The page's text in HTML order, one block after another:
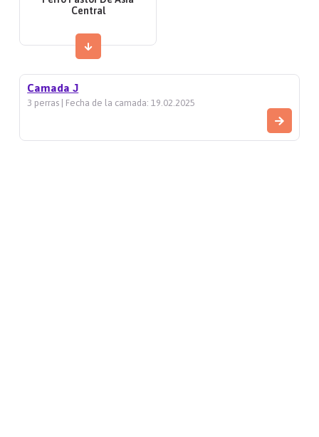
Central
Camada Ј
3 perras | Fecha de la camada: 19.02.2025